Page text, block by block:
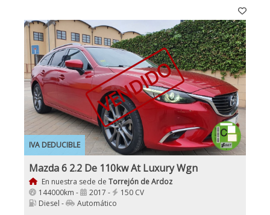
IVA DEDUCIBLE
VENDIDO
Mazda 6 2.2 De 110kw At Luxury Wgn
En nuestra sede de Torrejón de Ardoz
144000km -
2017 -
150 CV
Diesel -
Automático